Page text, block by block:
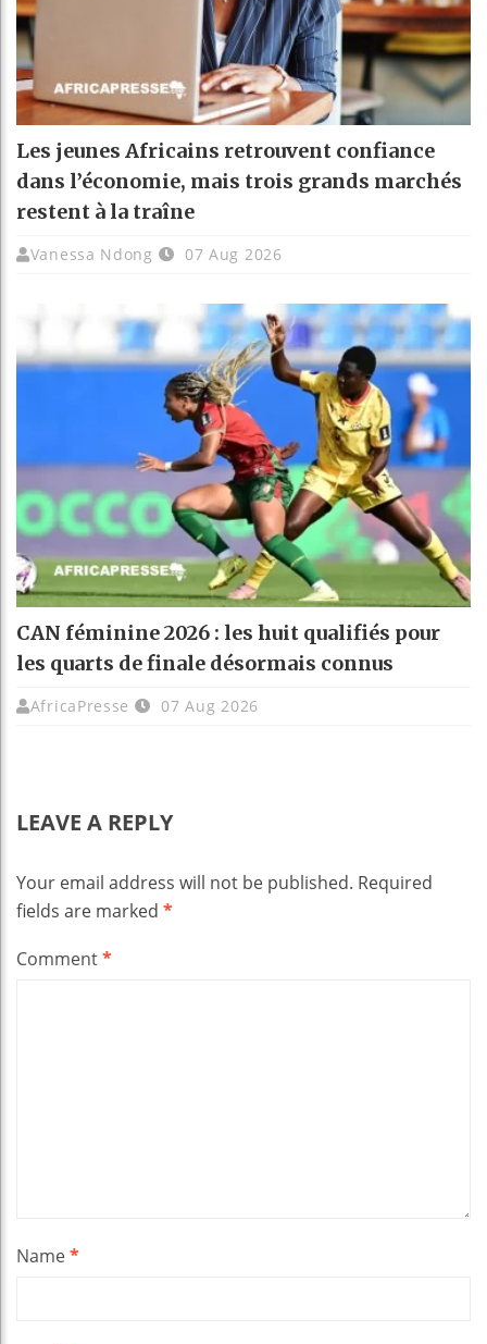
Les jeunes Africains retrouvent confiance
dans l’économie, mais trois grands marchés
restent à la traîne
Vanessa Ndong 07 Aug 2026
CAN féminine 2026 : les huit qualifiés pour
les quarts de finale désormais connus
AfricaPresse 07 Aug 2026
LEAVE A REPLY
Your email address will not be published. Required
fields are marked *
Comment*
Name*